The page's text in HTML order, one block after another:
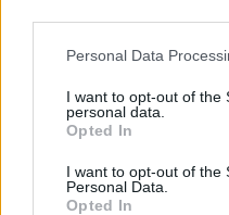
Please note that this
not limited to your visit or
grant or deny consent to
use your data for below
consent section.
Personal Data
I want to opt-out of the
personal data.
Opted In
I want to opt-out of the
Personal Data.
Opted In
τότε, πήγαινες κυρίως
προστέθηκαν κι άλλα
– χρειάζονταν πολλά
περίπτερο όπου δεν